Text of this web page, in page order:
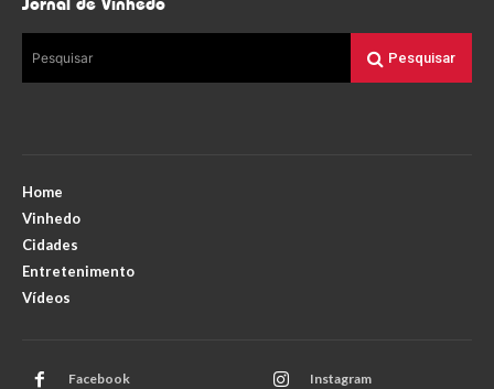
Pesquisar Pesquisar
Home
Vinhedo
Cidades
Entretenimento
Vídeos
Facebook Instagram